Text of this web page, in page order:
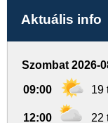
Aktuális info
Szombat 2026-
09:00 19
12:00 22